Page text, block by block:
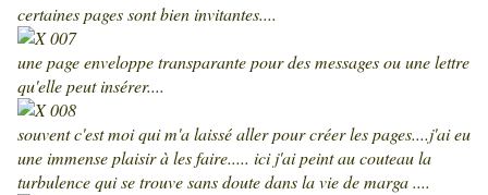
certaines pages sont bien invitantes....
une page enveloppe transparante pour des messages ou une lettre
qu'elle peut insérer....
souvent c'est moi qui m'a laissé aller pour créer les pages....j'ai eu
une immense plaisir à les faire..... ici j'ai peint au couteau la
turbulence qui se trouve sans doute dans la vie de marga ....